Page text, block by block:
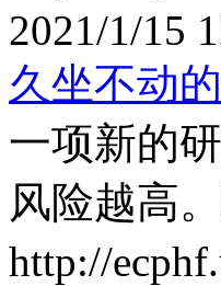
2021/1/15
久坐不动
一项新的
风险越高
http://